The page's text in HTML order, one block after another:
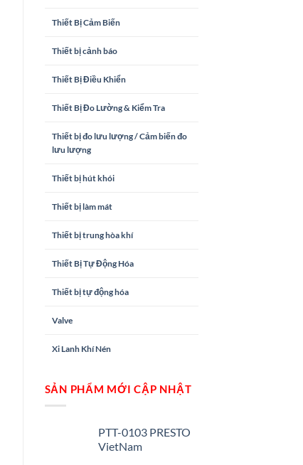
Thiết Bị Cảm Biến
Thiết bị cảnh báo
Thiết Bị Điều Khiển
Thiết Bị Đo Lường & Kiểm Tra
Thiết bị đo lưu lượng / Cảm biến đo
lưu lượng
Thiết bị hút khói
Thiết bị làm mát
Thiết bị trung hòa khí
Thiết Bị Tự Động Hóa
Thiết bị tự động hóa
Valve
Xi Lanh Khí Nén
SẢN PHẨM MỚI CẬP NHẬT
PTT-0103 PRESTO
VietNam